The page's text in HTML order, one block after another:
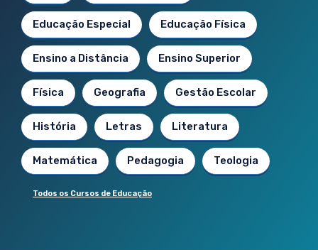
Educação Especial Educação Física
Ensino a Distância Ensino Superior
Física Geografia Gestão Escolar
História Letras Literatura
Matemática Pedagogia Teologia
Todos os Cursos de Educação